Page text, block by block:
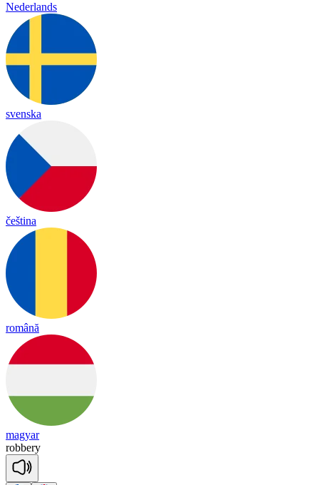
Nederlands
svenska
čeština
română
magyar
robbery